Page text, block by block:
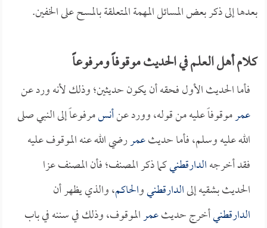
بعدها إلى ذكر بعض المسائل المهمة المتعلقة بالمسح على الخفين.
كلام أهل العلم في الحديث موقوفاً ومرفوعاً
فأما الحديث الأول فحقه أن يكون حديثين؛ وذلك لأنه ورد عن
عمرموقوفاً عليه من قوله، وورد عنأنسمرفوعاً إلى النبي صلى
الله عليه وسلم، فأما حديثعمررضي الله عنه الموقوف عليه
فقد أخرجهالدارقطنيكما ذكر المصنف؛ فأن المصنف عزا
الحديث بشقيه إلىالدارقطنيوالحاكم، والذي يظهر أن
الدارقطنيأخرج حديثعمرالموقوف، وذلك في سننه في باب